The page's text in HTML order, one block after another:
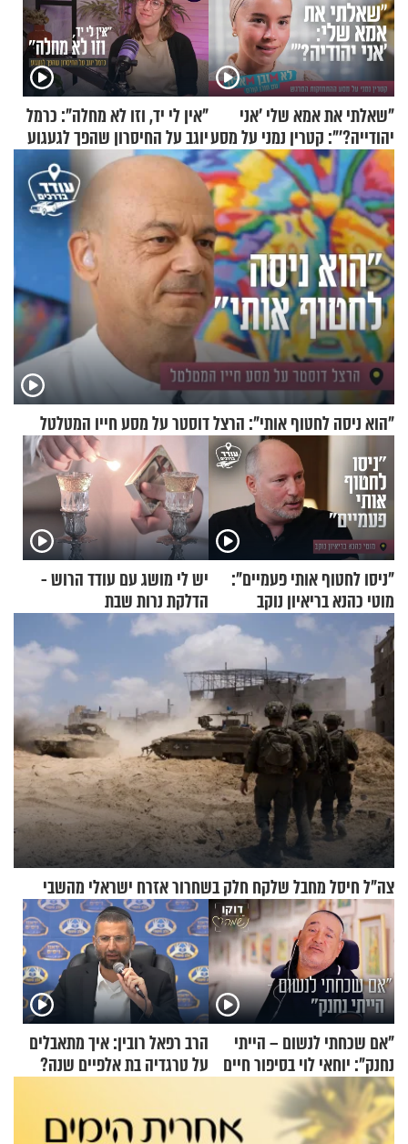
"שאלתי את אמא שלי 'אני
יהודייה?'": קטרין נמני על מסע
ההתחזקות המרגש
"אין לי יד, וזו לא מחלה": כרמל
יוגב על החיסרון שהפך לגעגוע
"הוא ניסה לחטוף אותי": הרצל דוסטר על מסע חייו המטלטל
"ניסו לחטוף אותי פעמיים":
מוטי כהנא בריאיון נוקב
יש לי מושג עם עודד הרוש -
הדלקת נרות שבת
צה"ל חיסל מחבל שלקח חלק בשחרור אזרח ישראלי מהשבי
"אם שכחתי לנשום – הייתי
נחנק": יוחאי לוי בסיפור חיים
מעורר השראה
הרב רפאל רובין: איך מתאבלים
על טרגדיה בת אלפיים שנה?